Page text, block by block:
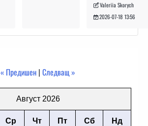
Valeriia Skorych
2026-07-18 13:56
« Предишен | Следващ »
Август 2026
Ср Чт Пт Сб Нд